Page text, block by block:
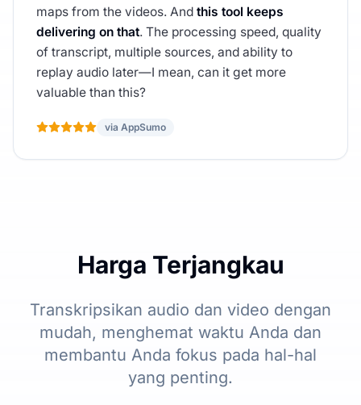
maps from the videos. And this tool keeps
delivering on that. The processing speed, quality
of transcript, multiple sources, and ability to
replay audio later—I mean, can it get more
valuable than this?
via AppSumo
Harga Terjangkau
Transkripsikan audio dan video dengan
mudah, menghemat waktu Anda dan
membantu Anda fokus pada hal-hal
yang penting.